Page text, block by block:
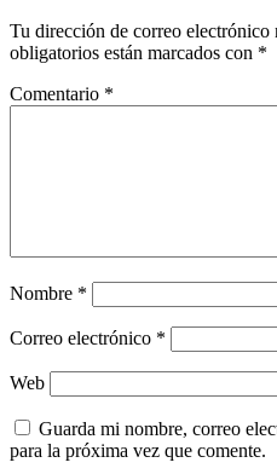
Tu dirección de correo electrónico
obligatorios están marcados con *
Comentario *
Nombre *
Correo electrónico *
Web
Guarda mi nombre, correo
para la próxima vez que comente.